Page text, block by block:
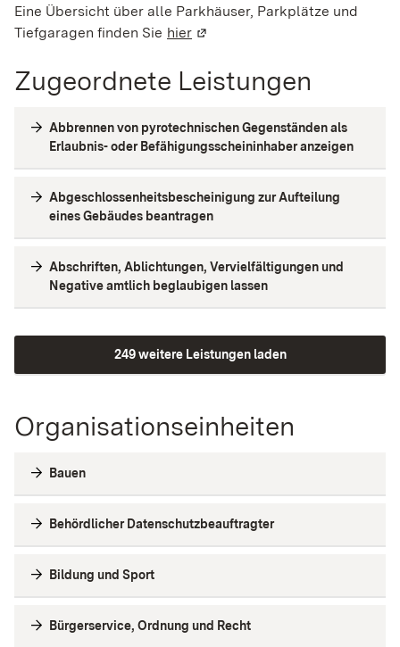
Eine Übersicht über alle Parkhäuser, Parkplätze und
Tiefgaragen finden Sie hier (Wird in einem neuen Fenster
Zugeordnete Leistungen
Abbrennen von pyrotechnischen Gegenständen als
Erlaubnis- oder Befähigungsscheininhaber anzeigen
Abgeschlossenheitsbescheinigung zur Aufteilung
eines Gebäudes beantragen
Abschriften, Ablichtungen, Vervielfältigungen und
Negative amtlich beglaubigen lassen
249 weitere Leistungen laden
Organisationseinheiten
Bauen
Behördlicher Datenschutzbeauftragter
Bildung und Sport
Bürgerservice, Ordnung und Recht